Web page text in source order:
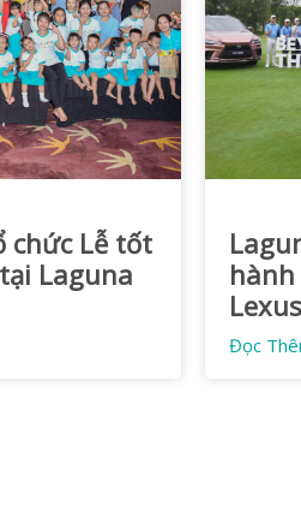
chức Lễ tốt
Laguna
Đọc